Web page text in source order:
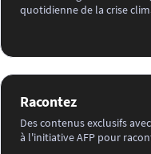
quotidienne de la crise
Racontez
Des contenus exclusifs
à l'initiative AFP pour